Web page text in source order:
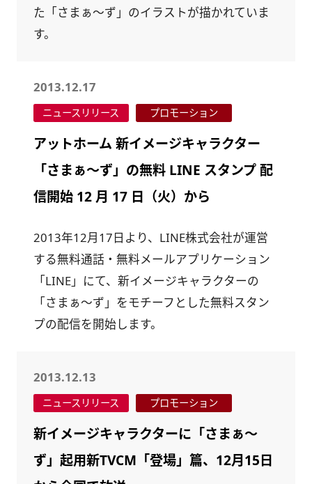
た「さまぁ～ず」のイラストが描かれていま
す。
2013.12.17
ニュースリリース プロモーション
アットホーム 新イメージキャラクター
「さまぁ～ず」の無料 LINE スタンプ 配
信開始 12 月 17 日（火）から
2013年12月17日より、LINE株式会社が運営
する無料通話・無料メールアプリケーション
「LINE」にて、新イメージキャラクターの
「さまぁ～ず」をモチーフとした無料スタン
プの配信を開始します。
2013.12.13
ニュースリリース プロモーション
新イメージキャラクターに「さまぁ～
ず」起用新TVCM「登場」篇、12月15日